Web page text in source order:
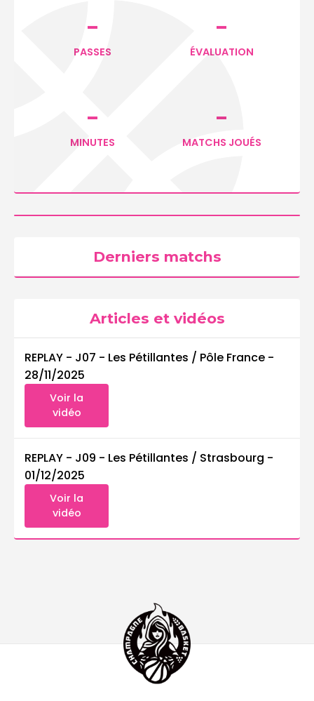
-
PASSES
-
ÉVALUATION
-
MINUTES
-
MATCHS JOUÉS
Derniers matchs
Articles et vidéos
REPLAY - J07 - Les Pétillantes / Pôle France -
28/11/2025
Voir la
vidéo
REPLAY - J09 - Les Pétillantes / Strasbourg -
01/12/2025
Voir la
vidéo